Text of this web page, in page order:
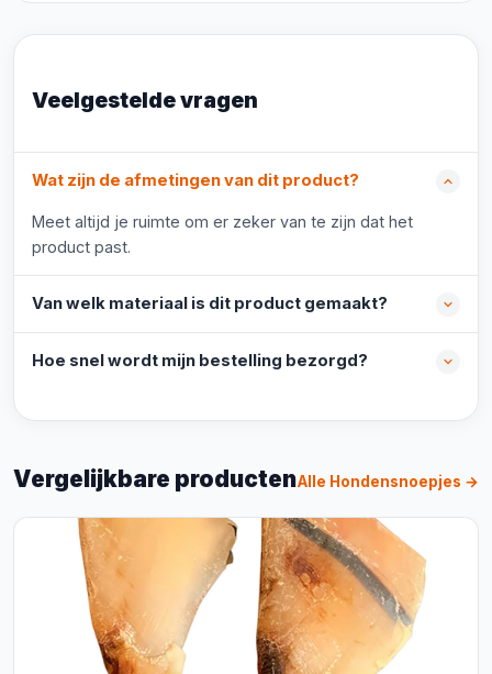
Veelgestelde vragen
Wat zijn de afmetingen van dit product?
Meet altijd je ruimte om er zeker van te zijn dat het
product past.
Van welk materiaal is dit product gemaakt?
Hoe snel wordt mijn bestelling bezorgd?
Vergelijkbare productenAlle Hondensnoepjes →